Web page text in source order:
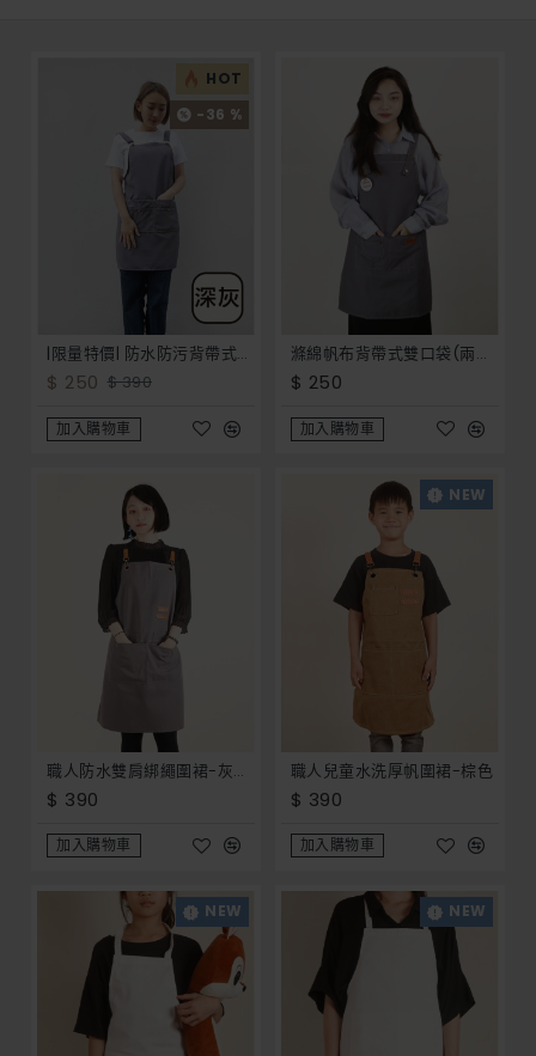
HOT
-36 %
|限量特價| 防水防污背帶式四口袋圍裙-8色
$ 250 $ 390
加入購物車
滌綿帆布背帶式雙口袋(兩釦小口袋)圍裙-灰色
$ 250
加入購物車
職人防水雙肩綁繩圍裙-灰色 (防潑水) _ 餐飲 園藝 手工藝 客製化圍裙 開店 員工服 制服 工作服
$ 390
加入購物車
NEW
職人兒童水洗厚帆圍裙-棕色
$ 390
加入購物車
NEW NEW